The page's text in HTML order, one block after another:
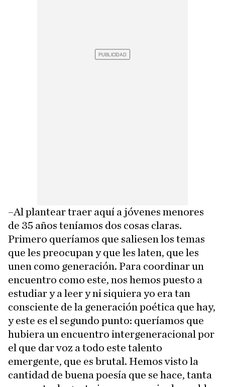
–Al plantear traer aquí a jóvenes menores
de 35 años teníamos dos cosas claras.
Primero queríamos que saliesen los temas
que les preocupan y que les laten, que les
unen como generación. Para coordinar un
encuentro como este, nos hemos puesto a
estudiar y a leer y ni siquiera yo era tan
consciente de la generación poética que hay,
y este es el segundo punto: queríamos que
hubiera un encuentro intergeneracional por
el que dar voz a todo este talento
emergente, que es brutal. Hemos visto la
cantidad de buena poesía que se hace, tanta